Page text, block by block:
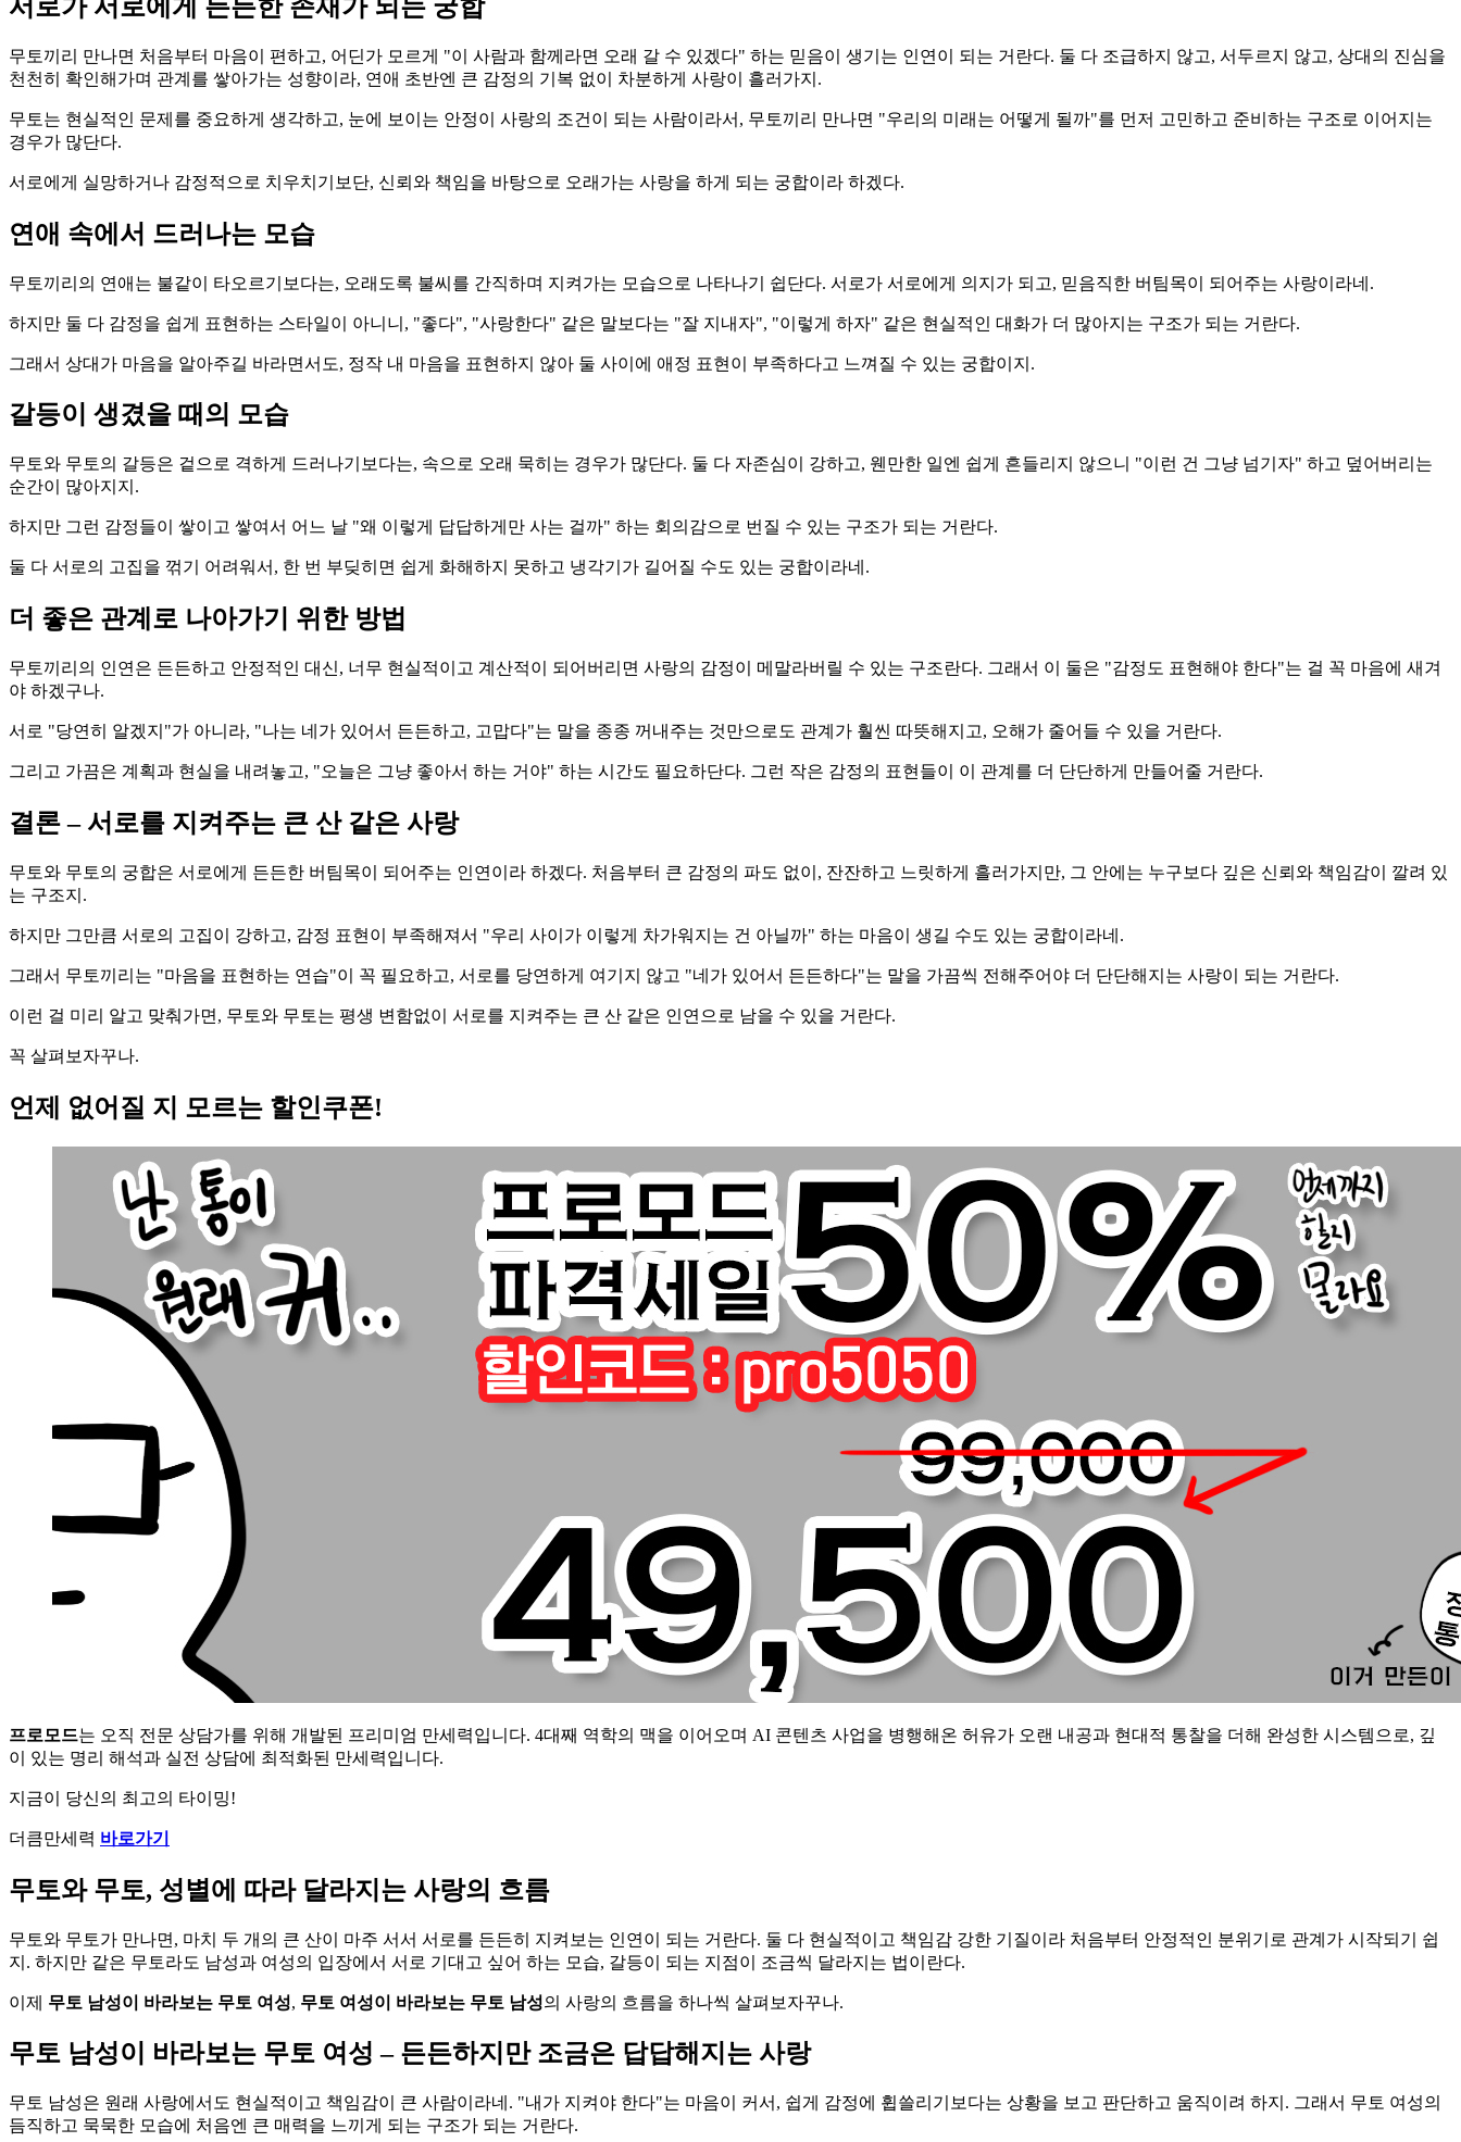
서로가 서로에게 든든한 존재가 되는 궁합
무토끼리 만나면 처음부터 마음이 편하고, 어딘가 모르게 "이 사람과 함께라면 오래 갈 수 있겠다" 하는 믿음이 생기는 인연이 되는 거란다. 둘 다 조급하지 않고, 서두르지 않고, 상대의 진심을
천천히 확인해가며 관계를 쌓아가는 성향이라, 연애 초반엔 큰 감정의 기복 없이 차분하게 사랑이 흘러가지.
무토는 현실적인 문제를 중요하게 생각하고, 눈에 보이는 안정이 사랑의 조건이 되는 사람이라서, 무토끼리 만나면 "우리의 미래는 어떻게 될까"를 먼저 고민하고 준비하는 구조로 이어지는
경우가 많단다.
서로에게 실망하거나 감정적으로 치우치기보단, 신뢰와 책임을 바탕으로 오래가는 사랑을 하게 되는 궁합이라 하겠다.
연애 속에서 드러나는 모습
무토끼리의 연애는 불같이 타오르기보다는, 오래도록 불씨를 간직하며 지켜가는 모습으로 나타나기 쉽단다. 서로가 서로에게 의지가 되고, 믿음직한 버팀목이 되어주는 사랑이라네.
하지만 둘 다 감정을 쉽게 표현하는 스타일이 아니니, "좋다", "사랑한다" 같은 말보다는 "잘 지내자", "이렇게 하자" 같은 현실적인 대화가 더 많아지는 구조가 되는 거란다.
그래서 상대가 마음을 알아주길 바라면서도, 정작 내 마음을 표현하지 않아 둘 사이에 애정 표현이 부족하다고 느껴질 수 있는 궁합이지.
갈등이 생겼을 때의 모습
무토와 무토의 갈등은 겉으로 격하게 드러나기보다는, 속으로 오래 묵히는 경우가 많단다. 둘 다 자존심이 강하고, 웬만한 일엔 쉽게 흔들리지 않으니 "이런 건 그냥 넘기자" 하고 덮어버리는
순간이 많아지지.
하지만 그런 감정들이 쌓이고 쌓여서 어느 날 "왜 이렇게 답답하게만 사는 걸까" 하는 회의감으로 번질 수 있는 구조가 되는 거란다.
둘 다 서로의 고집을 꺾기 어려워서, 한 번 부딪히면 쉽게 화해하지 못하고 냉각기가 길어질 수도 있는 궁합이라네.
더 좋은 관계로 나아가기 위한 방법
무토끼리의 인연은 든든하고 안정적인 대신, 너무 현실적이고 계산적이 되어버리면 사랑의 감정이 메말라버릴 수 있는 구조란다. 그래서 이 둘은 "감정도 표현해야 한다"는 걸 꼭 마음에 새겨
야 하겠구나.
서로 "당연히 알겠지"가 아니라, "나는 네가 있어서 든든하고, 고맙다"는 말을 종종 꺼내주는 것만으로도 관계가 훨씬 따뜻해지고, 오해가 줄어들 수 있을 거란다.
그리고 가끔은 계획과 현실을 내려놓고, "오늘은 그냥 좋아서 하는 거야" 하는 시간도 필요하단다. 그런 작은 감정의 표현들이 이 관계를 더 단단하게 만들어줄 거란다.
결론 – 서로를 지켜주는 큰 산 같은 사랑
무토와 무토의 궁합은 서로에게 든든한 버팀목이 되어주는 인연이라 하겠다. 처음부터 큰 감정의 파도 없이, 잔잔하고 느릿하게 흘러가지만, 그 안에는 누구보다 깊은 신뢰와 책임감이 깔려 있
는 구조지.
하지만 그만큼 서로의 고집이 강하고, 감정 표현이 부족해져서 "우리 사이가 이렇게 차가워지는 건 아닐까" 하는 마음이 생길 수도 있는 궁합이라네.
그래서 무토끼리는 "마음을 표현하는 연습"이 꼭 필요하고, 서로를 당연하게 여기지 않고 "네가 있어서 든든하다"는 말을 가끔씩 전해주어야 더 단단해지는 사랑이 되는 거란다.
이런 걸 미리 알고 맞춰가면, 무토와 무토는 평생 변함없이 서로를 지켜주는 큰 산 같은 인연으로 남을 수 있을 거란다.
꼭 살펴보자꾸나.
언제 없어질 지 모르는 할인쿠폰!
프로모드는 오직 전문 상담가를 위해 개발된 프리미엄 만세력입니다. 4대째 역학의 맥을 이어오며 AI 콘텐츠 사업을 병행해온 허유가 오랜 내공과 현대적 통찰을 더해 완성한 시스템으로, 깊
이 있는 명리 해석과 실전 상담에 최적화된 만세력입니다.
지금이 당신의 최고의 타이밍!
더큼만세력 바로가기
무토와 무토, 성별에 따라 달라지는 사랑의 흐름
무토와 무토가 만나면, 마치 두 개의 큰 산이 마주 서서 서로를 든든히 지켜보는 인연이 되는 거란다. 둘 다 현실적이고 책임감 강한 기질이라 처음부터 안정적인 분위기로 관계가 시작되기 쉽
지. 하지만 같은 무토라도 남성과 여성의 입장에서 서로 기대고 싶어 하는 모습, 갈등이 되는 지점이 조금씩 달라지는 법이란다.
이제 무토 남성이 바라보는 무토 여성, 무토 여성이 바라보는 무토 남성의 사랑의 흐름을 하나씩 살펴보자꾸나.
무토 남성이 바라보는 무토 여성 – 든든하지만 조금은 답답해지는 사랑
무토 남성은 원래 사랑에서도 현실적이고 책임감이 큰 사람이라네. "내가 지켜야 한다"는 마음이 커서, 쉽게 감정에 휩쓸리기보다는 상황을 보고 판단하고 움직이려 하지. 그래서 무토 여성의
듬직하고 묵묵한 모습에 처음엔 큰 매력을 느끼게 되는 구조가 되는 거란다.